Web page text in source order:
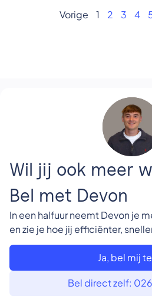
Vorige 1 2 3 4
Wil jij ook meer
Bel met Devon
In een halfuur neemt Devon je
en zie je hoe jij efficiënter,
Ja, bel mij
Bel direct zelf: